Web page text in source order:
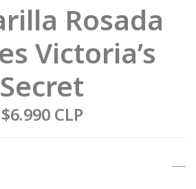
Rosada
Victoria’s
Secret
$6.990 CLP